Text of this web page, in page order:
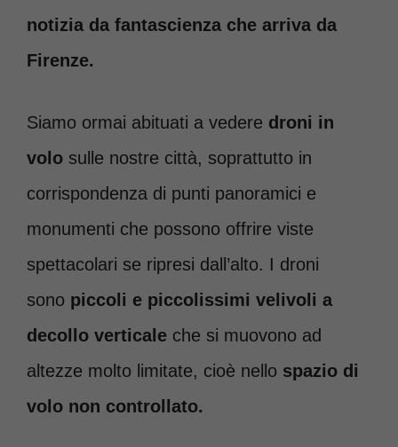
notizia da fantascienza che arriva da
Firenze.
Siamo ormai abituati a vedere droni in
volo sulle nostre città, soprattutto in
corrispondenza di punti panoramici e
monumenti che possono offrire viste
spettacolari se ripresi dall’alto. I droni
sono piccoli e piccolissimi velivoli a
decollo verticale che si muovono ad
altezze molto limitate, cioè nello spazio di
volo non controllato.